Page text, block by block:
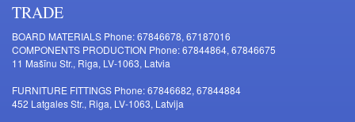
TRADE
BOARD MATERIALS Phone: 67846678, 67187016
COMPONENTS PRODUCTION Phone: 67844864, 67846675
11 Mašīnu Str., Riga, LV-1063, Latvia
FURNITURE FITTINGS Phone: 67846682, 67844884
452 Latgales Str., Riga, LV-1063, Latvija